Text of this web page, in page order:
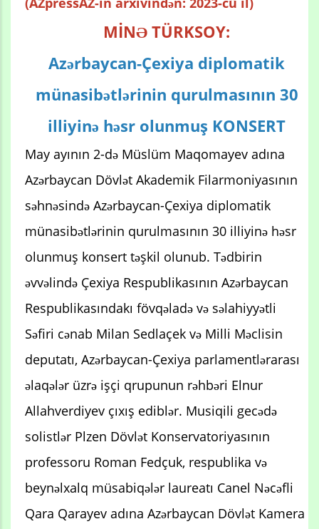
MİNƏ TÜRKSOY:
Azərbaycan-Çexiya diplomatik
münasibətlərinin qurulmasının 30
illiyinə həsr olunmuş KONSERT
May ayının 2-də Müslüm Maqomayev adına
Azərbaycan Dövlət Akademik Filarmoniyasının
səhnəsində Azərbaycan-Çexiya diplomatik
münasibətlərinin qurulmasının 30 illiyinə həsr
olunmuş konsert təşkil olunub. Tədbirin
əvvəlində Çexiya Respublikasının Azərbaycan
Respublikasındakı fövqəladə və səlahiyyətli
Səfiri cənab Milan Sedlaçek və Milli Məclisin
deputatı, Azərbaycan-Çexiya parlamentlərarası
əlaqələr üzrə işçi qrupunun rəhbəri Elnur
Allahverdiyev çıxış ediblər. Musiqili gecədə
solistlər Plzen Dövlət Konservatoriyasının
professoru Roman Fedçuk, respublika və
beynəlxalq müsabiqələr laureatı Canel Nəcəfli
Qara Qarayev adına Azərbaycan Dövlət Kamera